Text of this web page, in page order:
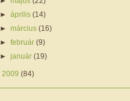
►április(14)
►március(16)
►február(9)
►január(19)
2009 (84)